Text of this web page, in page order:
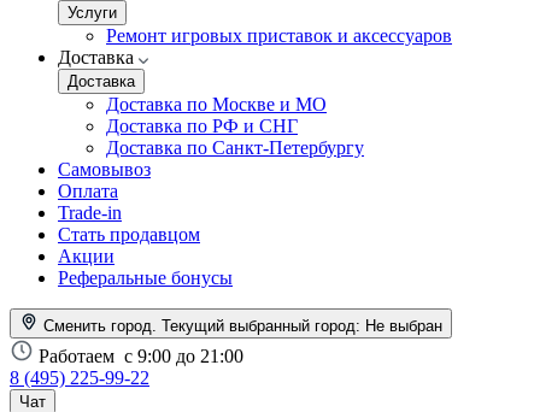
Услуги
Ремонт игровых приставок и аксессуаров
Доставка
Доставка
Доставка по Москве и МО
Доставка по РФ и СНГ
Доставка по Санкт-Петербургу
Самовывоз
Оплата
Trade-in
Стать продавцом
Акции
Реферальные бонусы
Сменить город. Текущий выбранный город: Не выбран
Работаем с 9:00 до 21:00
8 (495) 225-99-22
Чат